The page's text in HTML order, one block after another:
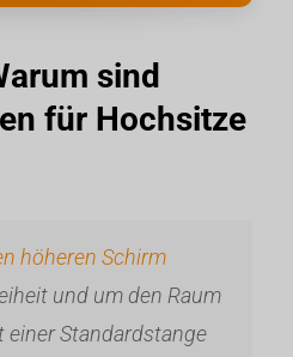
sind
für Hochsitze
höheren Schirm
und um den Raum
Standardstange